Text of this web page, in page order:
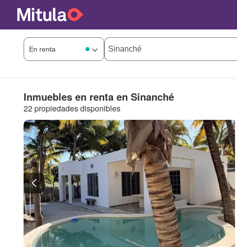
Inmuebles en renta en Sinanché
22 propiedades disponibles